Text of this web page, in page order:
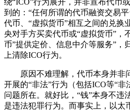
到的：“任何所谓的代币融资交易
代币、“虚拟货币”相互之间的兑换
央对手方买卖代币或“虚拟货币”，
币”提供定价、信息中介等服务”，
上清除ICO行为。
原因不难理解，代币本身并非
开展的“非法”行为（包括ICO等“非
问题所在。就好比，“钱”本身不违
是违法犯罪行为。而事实上，以太